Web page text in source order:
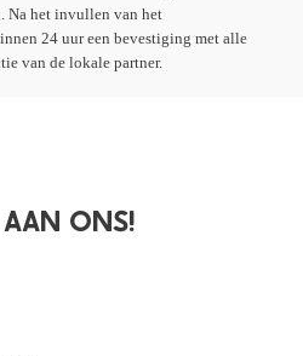
Na het invullen van het
24 uur een bevestiging met alle
van de lokale partner.
ONS!